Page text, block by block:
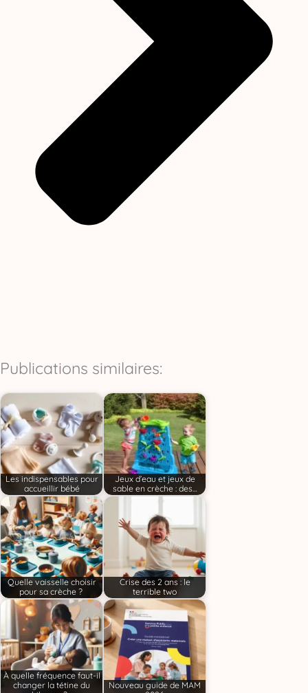
Publications similaires:
Les indispensables pour
accueillir bébé
Jeux d’eau et jeux de
sable en crèche : des…
Quelle vaisselle choisir
pour sa crèche ?
Crise des 2 ans : le
terrible two
À quelle fréquence faut-il
changer la tétine du
Nouveau guide de MAM